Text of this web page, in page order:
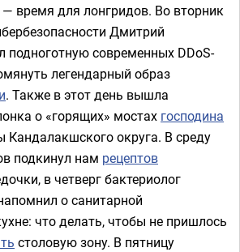
— время для лонгридов. Во вторник
Дмитрий
подноготную современных DDoS-
легендарный образ
. Также в этот день вышла
о «горящих» мостах господина
округа. В среду
подкинул нам рецептов
в четверг бактериолог
о санитарной
что делать, чтобы не пришлось
столовую зону. В пятницу